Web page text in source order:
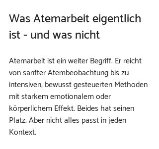
Was Atemarbeit eigentlich
ist - und was nicht
Atemarbeit ist ein weiter Begriff. Er reicht
von sanfter Atembeobachtung bis zu
intensiven, bewusst gesteuerten Methoden
mit starkem emotionalem oder
körperlichem Effekt. Beides hat seinen
Platz. Aber nicht alles passt in jeden
Kontext.